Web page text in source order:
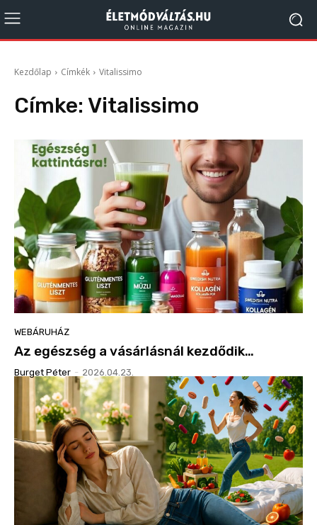
Kezdőlap Címkék Vitalissimo
Címke: Vitalissimo
WEBÁRUHÁZ
Az egészség a vásárlásnál kezdődik…
Burget Péter - 2026.04.23.